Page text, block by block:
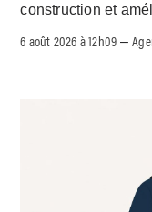
construction et
6 août 2026 à 12h09 –